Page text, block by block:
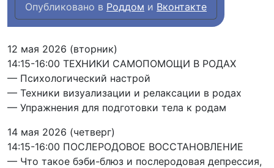
Опубликовано в Роддом и Вконтакте
12 мая 2026 (вторник)
14:15-16:00 ТЕХНИКИ САМОПОМОЩИ В РОДАХ
— Психологический настрой
— Техники визуализации и релаксации в родах
— Упражнения для подготовки тела к родам
14 мая 2026 (четверг)
14:15-16:00 ПОСЛЕРОДОВОЕ ВОССТАНОВЛЕНИЕ
— Что такое бэби-блюз и послеродовая депрессия,